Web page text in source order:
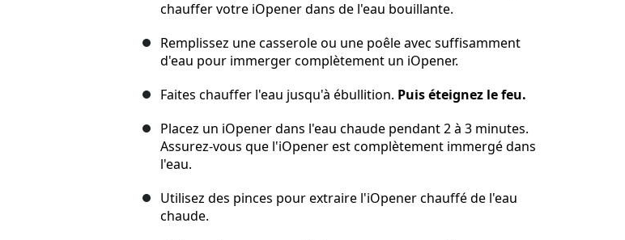
chauffer votre iOpener dans de l'eau bouillante.
Remplissez une casserole ou une poêle avec suffisamment
d'eau pour immerger complètement un iOpener.
Faites chauffer l'eau jusqu'à ébullition. Puis éteignez le feu.
Placez un iOpener dans l'eau chaude pendant 2 à 3 minutes.
Assurez-vous que l'iOpener est complètement immergé dans
l'eau.
Utilisez des pinces pour extraire l'iOpener chauffé de l'eau
chaude.